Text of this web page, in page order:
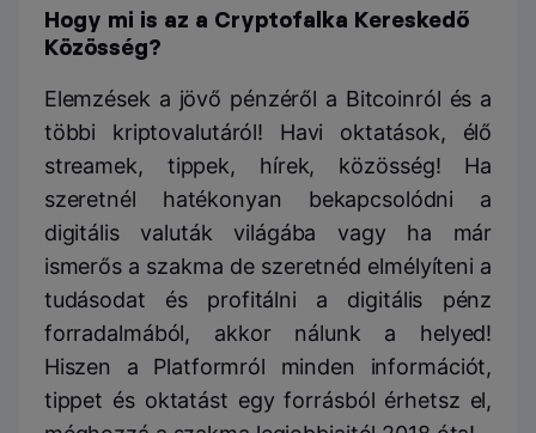
Hogy mi is az a Cryptofalka Kereskedő
Közösség?
Elemzések a jövő pénzéről a Bitcoinról és a
többi kriptovalutáról! Havi oktatások, élő
streamek, tippek, hírek, közösség! Ha
szeretnél hatékonyan bekapcsolódni a
digitális valuták világába vagy ha már
ismerős a szakma de szeretnéd elmélyíteni a
tudásodat és profitálni a digitális pénz
forradalmából, akkor nálunk a helyed!
Hiszen a Platformról minden információt,
tippet és oktatást egy forrásból érhetsz el,